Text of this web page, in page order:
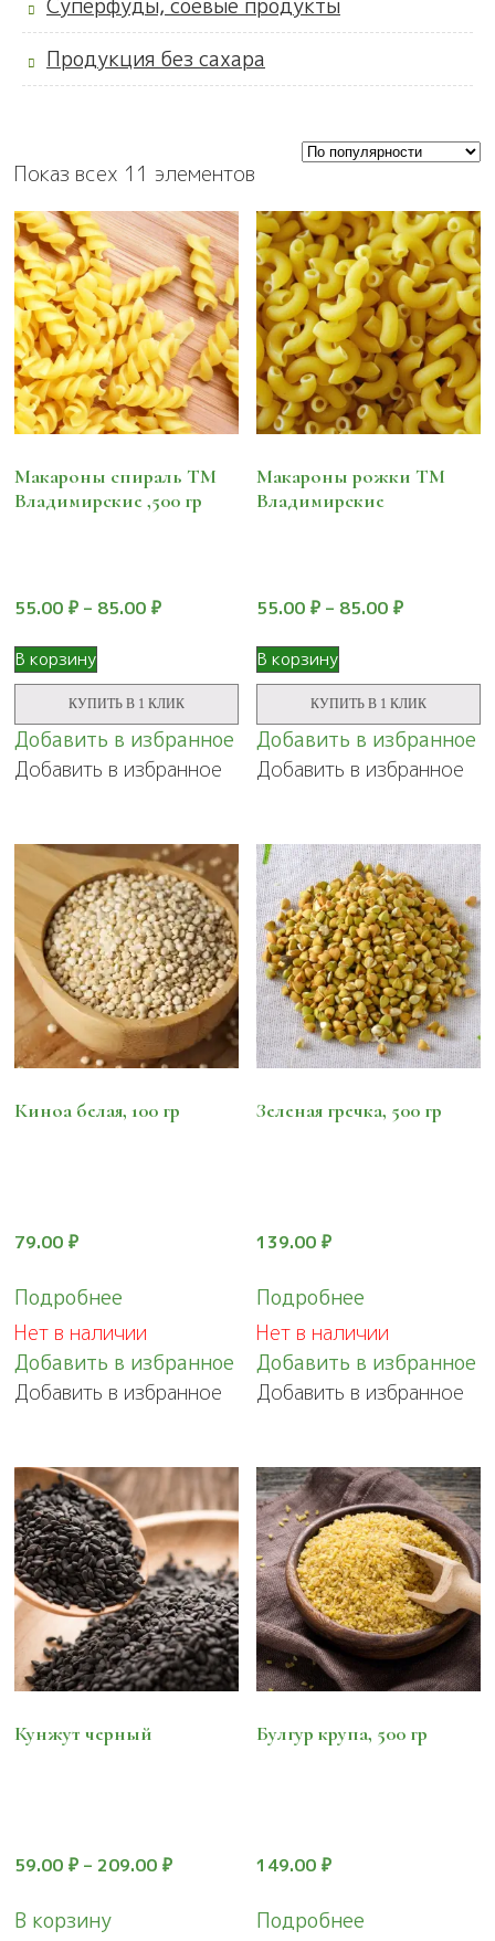
Суперфуды, соевые продукты
Продукция без сахара
Показ всех 11 элементов
Макароны спираль ТМ
Владимирские ,500 гр
55.00 ₽ – 85.00 ₽
В корзину
Этот
товар
имеет
несколько
вариаций.
выбрать
на
странице
товара.
КУПИТЬ В 1 КЛИК
Добавить в избранное
Добавить в избранное
Макароны рожки ТМ
Владимирские
55.00₽ – 85.00₽
В корзину
Этот
товар
имеет
несколько
вариаций.
выбрать
на
странице
товара.
КУПИТЬ В 1 КЛИК
Добавить в избранное
Добавить в избранное
Киноа белая, 100 гр
79.00 ₽
Подробнее
Нет в наличии
Добавить в избранное
Добавить в избранное
Зеленая гречка, 500 гр
139.00₽
Подробнее
Нет в наличии
Добавить в избранное
Добавить в избранное
Кунжут черный
59.00 ₽ – 209.00 ₽
В корзину
Булгур крупа, 500 гр
149.00₽
Подробнее